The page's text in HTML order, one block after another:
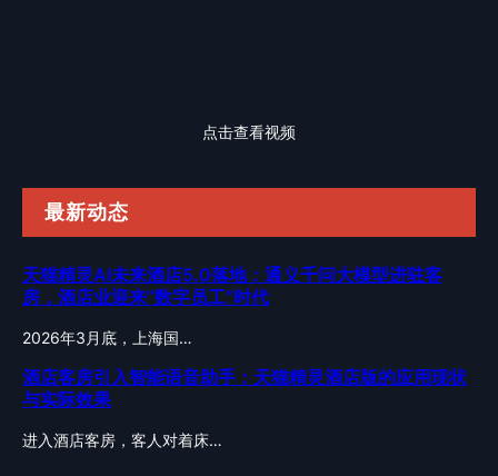
点击查看视频
最新动态
天猫精灵AI未来酒店5.0落地：通义千问大模型进驻客
房，酒店业迎来”数字员工”时代
2026年3月底，上海国…
酒店客房引入智能语音助手：天猫精灵酒店版的应用现状
与实际效果
进入酒店客房，客人对着床…